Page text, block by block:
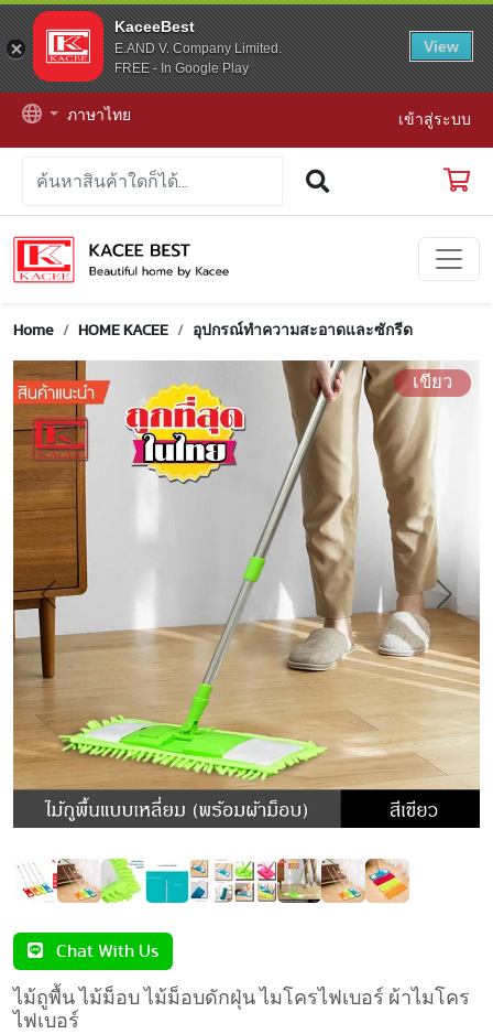
KaceeBest
E.AND V. Company Limited.
FREE - In Google Play
View
ภาษาไทย เข้าสู่ระบบ
Home HOME KACEE อุปกรณ์ทำความสะอาดและซักรีด
เขียว
Previous Next
Chat With Us
ไม้ถูพื้น ไม้ม็อบ ไม้ม็อบดักฝุ่น ไมโครไฟเบอร์ ผ้าไมโคร
ไฟเบอร์